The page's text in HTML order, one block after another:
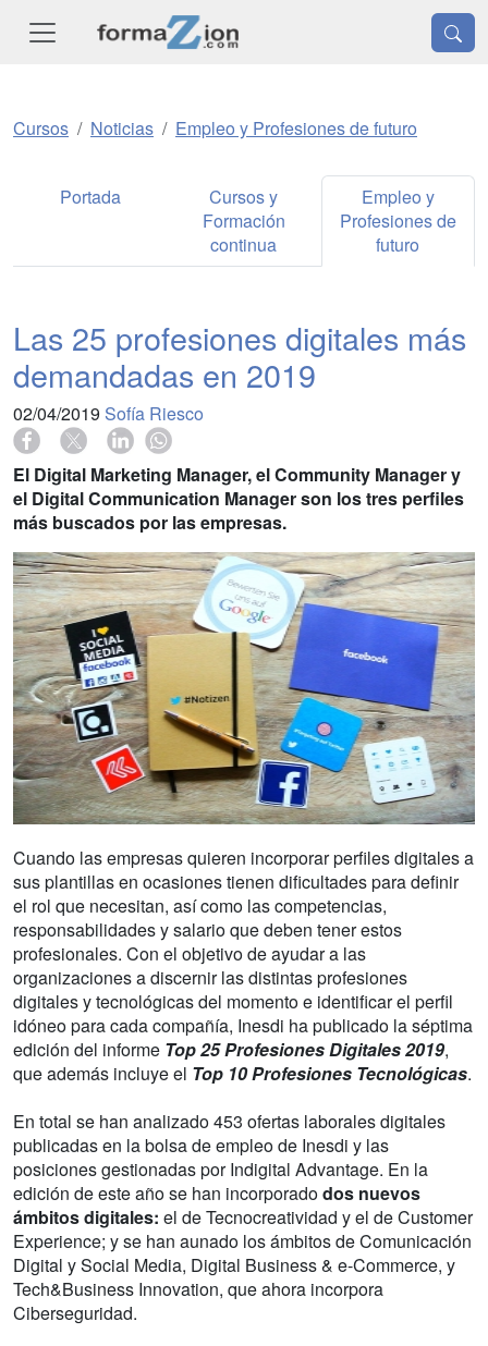
Cursos Noticias Empleo y Profesiones de futuro
Portada
Cursos y
Formación
continua
Empleo y
Profesiones de
futuro
Las 25 profesiones digitales más
demandadas en 2019
02/04/2019 Sofía Riesco
El Digital Marketing Manager, el Community Manager y
el Digital Communication Manager son los tres perfiles
más buscados por las empresas.
Cuando las empresas quieren incorporar perfiles digitales a
sus plantillas en ocasiones tienen dificultades para definir
el rol que necesitan, así como las competencias,
responsabilidades y salario que deben tener estos
profesionales. Con el objetivo de ayudar a las
organizaciones a discernir las distintas profesiones
digitales y tecnológicas del momento e identificar el perfil
idóneo para cada compañía, Inesdi ha publicado la séptima
edición del informe Top 25 Profesiones Digitales 2019,
que además incluye el Top 10 Profesiones Tecnológicas.
En total se han analizado 453 ofertas laborales digitales
publicadas en la bolsa de empleo de Inesdi y las
posiciones gestionadas por Indigital Advantage. En la
edición de este año se han incorporadodos nuevos
ámbitos digitales: el de Tecnocreatividad y el de Customer
Experience; y se han aunado los ámbitos de Comunicación
Digital y Social Media, Digital Business & e-Commerce, y
Tech&Business Innovation, que ahora incorpora
Ciberseguridad.